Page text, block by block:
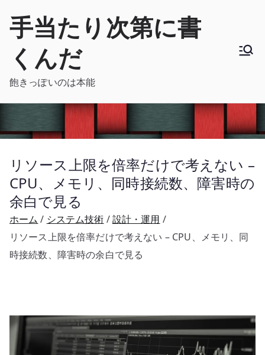
手当たり次第に書
くんだ
飽きっぽいのは本能
リソース上限を倍率だけで考えない –
CPU、メモリ、同時接続数、障害時の
余白で見る
ホーム システム技術
設計・運用
リソース上限を倍率だけで考えない – CPU、メモリ、同
時接続数、障害時の余白で見る